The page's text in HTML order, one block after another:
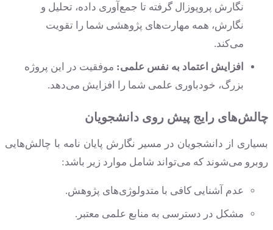
نگارش پروپوزال گرفته تا جمع‌آوری داده، تحلیل و
نگارش، همه مهارت‌های پژوهشی شما را تقویت
می‌کند.
افزایش اعتماد به نفس علمی: موفقیت در این پروژه
بزرگ، خودباوری علمی شما را افزایش می‌دهد.
چالش‌های رایج پیش روی دانشجویان
بسیاری از دانشجویان در مسیر نگارش پایان نامه با چالش‌هایی
روبرو می‌شوند که می‌تواند شامل موارد زیر باشد:
عدم آشنایی کافی با متدولوژی‌های پژوهش.
مشکل در دسترسی به منابع علمی معتبر.